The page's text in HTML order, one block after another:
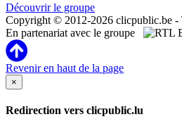
Découvrir le groupe
Copyright © 2012-2026 clicpublic.be -
En partenariat avec le groupe
Revenir en haut de la page
×
Redirection vers clicpublic.lu